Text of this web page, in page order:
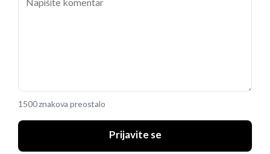
1500 znakova preostalo
Prijavite se